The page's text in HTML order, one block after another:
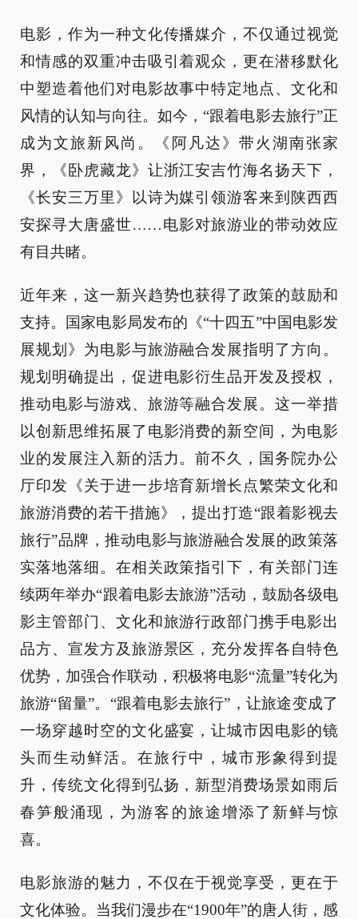
电影，作为一种文化传播媒介，不仅通过视觉
和情感的双重冲击吸引着观众，更在潜移默化
中塑造着他们对电影故事中特定地点、文化和
风情的认知与向往。如今，“跟着电影去旅行”正
成为文旅新风尚。《阿凡达》带火湖南张家
界，《卧虎藏龙》让浙江安吉竹海名扬天下，
《长安三万里》以诗为媒引领游客来到陕西西
安探寻大唐盛世……电影对旅游业的带动效应
有目共睹。
近年来，这一新兴趋势也获得了政策的鼓励和
支持。国家电影局发布的《“十四五”中国电影发
展规划》为电影与旅游融合发展指明了方向。
规划明确提出，促进电影衍生品开发及授权，
推动电影与游戏、旅游等融合发展。这一举措
以创新思维拓展了电影消费的新空间，为电影
业的发展注入新的活力。前不久，国务院办公
厅印发《关于进一步培育新增长点繁荣文化和
旅游消费的若干措施》，提出打造“跟着影视去
旅行”品牌，推动电影与旅游融合发展的政策落
实落地落细。在相关政策指引下，有关部门连
续两年举办“跟着电影去旅游”活动，鼓励各级电
影主管部门、文化和旅游行政部门携手电影出
品方、宣发方及旅游景区，充分发挥各自特色
优势，加强合作联动，积极将电影“流量”转化为
旅游“留量”。“跟着电影去旅行”，让旅途变成了
一场穿越时空的文化盛宴，让城市因电影的镜
头而生动鲜活。在旅行中，城市形象得到提
升，传统文化得到弘扬，新型消费场景如雨后
春笋般涌现，为游客的旅途增添了新鲜与惊
喜。
电影旅游的魅力，不仅在于视觉享受，更在于
文化体验。当我们漫步在“1900年”的唐人街，感